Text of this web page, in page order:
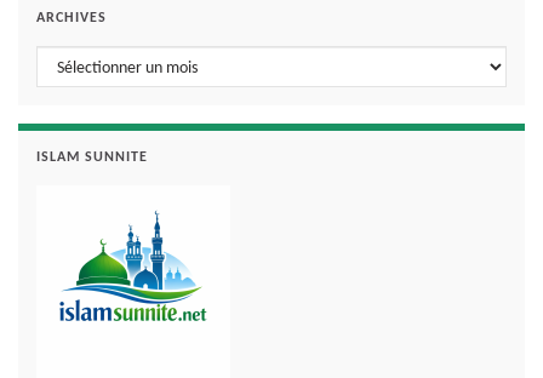
ARCHIVES
Archives
ISLAM SUNNITE